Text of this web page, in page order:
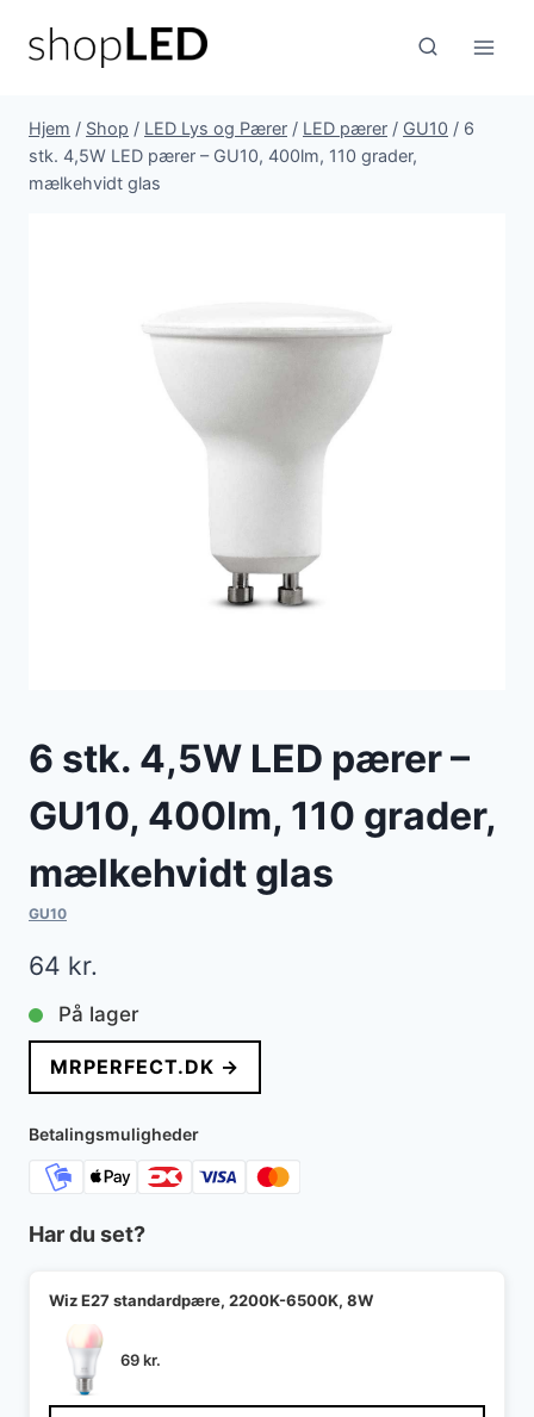
Hjem / Shop / LED Lys og Pærer / LED pærer / GU10 / 6
stk. 4,5W LED pærer – GU10, 400lm, 110 grader,
mælkehvidt glas
6 stk. 4,5W LED pærer –
GU10, 400lm, 110 grader,
mælkehvidt glas
GU10
64 kr.
På lager
MRPERFECT.DK →
Betalingsmuligheder
Har du set?
Wiz E27 standardpære, 2200K-6500K, 8W
69kr.